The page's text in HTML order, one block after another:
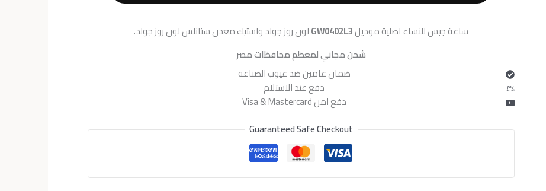
ساعة جيس للنساء اصلية موديلGW0402L3لون روز جولد واستيك معدن ستانلس لون روز جولد.
شحن مجاني لمعظم محافظات مصر
ضمان عامين ضد عيوب الصناعه
دفع عند الاستلام
دفع امن Visa & Mastercard
Guaranteed Safe Checkout